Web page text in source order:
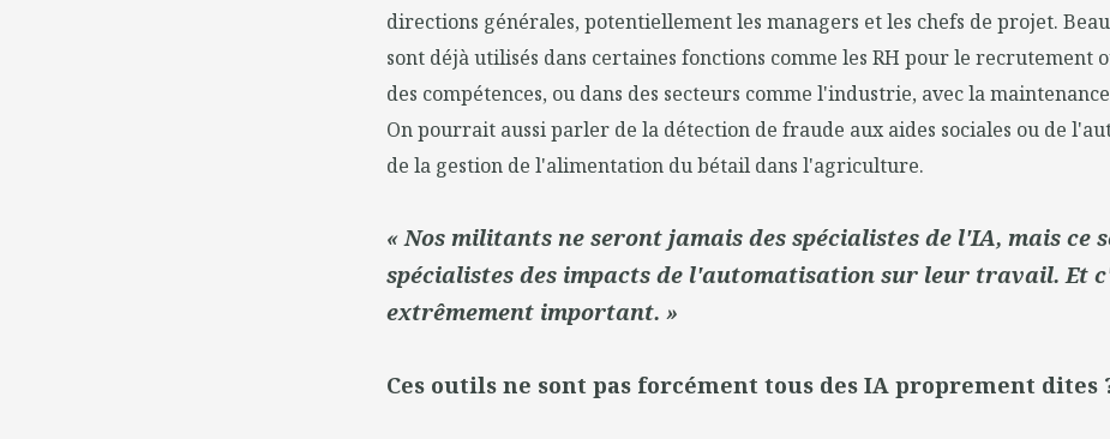
directions générales, potentiellement les managers et les chefs de projet.
sont déjà utilisés dans certaines fonctions comme les RH pour le recrutement
des compétences, ou dans des secteurs comme l'industrie, avec la
On pourrait aussi parler de la détection de fraude aux aides sociales ou de
de la gestion de l'alimentation du bétail dans l'agriculture.
« Nos militants ne seront jamais des spécialistes de l'IA, mais ce
spécialistes des impacts de l'automatisation sur leur travail. Et
extrêmement important. »
Ces outils ne sont pas forcément tous des IA proprement dites